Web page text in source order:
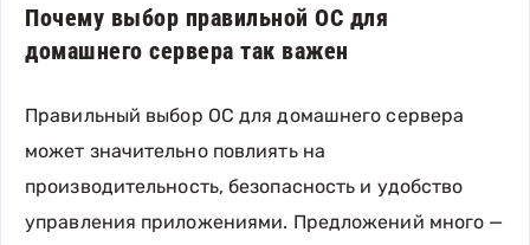
Почему выбор правильной ОС для
домашнего сервера так важен
Правильный выбор ОС для домашнего сервера
может значительно повлиять на
производительность, безопасность и удобство
управления приложениями. Предложений много —